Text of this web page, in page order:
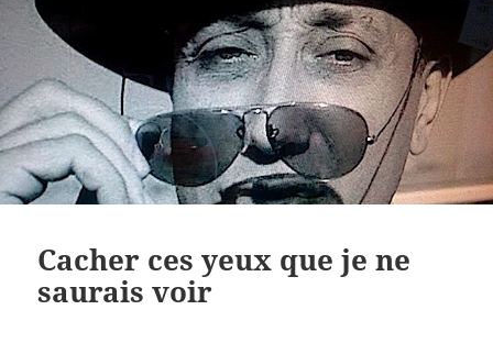
Cacher ces yeux que je ne
saurais voir